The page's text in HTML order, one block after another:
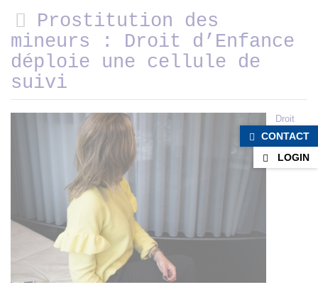
Prostitution des
mineurs : Droit d’Enfance
déploie une cellule de
suivi
Droit
CONTACT
LOGIN